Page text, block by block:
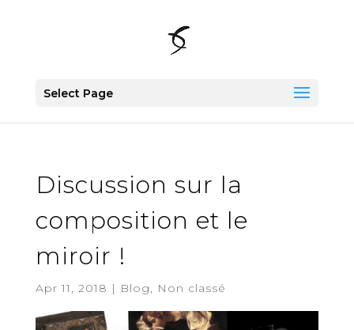
Select Page
Discussion sur la
composition et le
miroir !
Apr 11, 2018 | Blog, Non classé